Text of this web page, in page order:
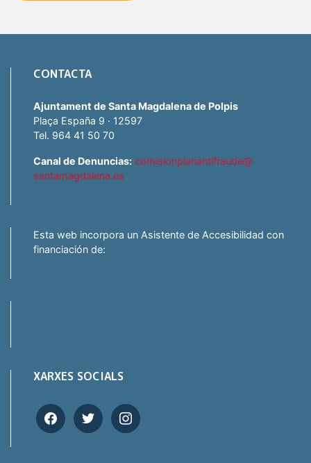
CONTACTA
Ajuntament de Santa Magdalena de Polpis
Plaça España 9 · 12597
Tel. 964 41 50 70
Canal de Denuncias: comisionplanantifraude@
santamagdalena.es
Esta web incorpora un Asistente de Accesibilidad con
financiación de:
XARXES SOCIALS
facebooktwitter instagram